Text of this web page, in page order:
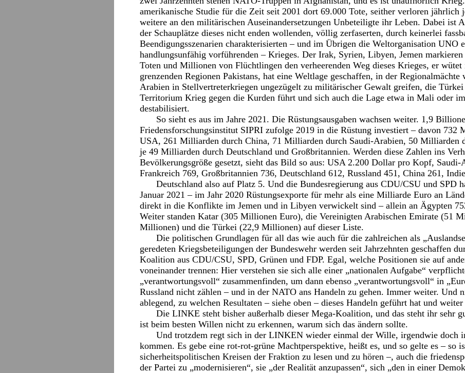
amerikanische Studie für die Zeit seit 2001 dort 69.000 Tote, seither verloren jährlich
weitere an den militärischen Auseinandersetzungen Unbeteiligte ihr Leben. Dabei ist
der Schauplätze dieses nicht enden wollenden, völlig zerfaserten, durch keinerlei
Beendigungsszenarien charakterisierten – und im Übrigen die Weltorganisation UNO
handlungsunfähig vorführenden – Krieges. Der Irak, Syrien, Libyen, Jemen markieren
Toten und Millionen von Flüchtlingen den verheerenden Weg dieses Krieges, er
grenzenden Regionen Pakistans, hat eine Weltlage geschaffen, in der
Arabien in Stellvertreterkriegen ungezügelt zu militärischer Gewalt greifen, die
Territorium Krieg gegen die Kurden führt und sich auch die Lage etwa in Mali oder
destabilisiert.
So sieht es aus im Jahre 2021. Die Rüstungsausgaben wachsen weiter. 1,9
Friedensforschungsinstitut SIPRI zufolge 2019 in die Rüstung investiert – davon 732
USA, 261 Milliarden durch China, 71 Milliarden durch Saudi-Arabien, 50 Milliarden
je 49 Milliarden durch Deutschland und Großbritannien. Werden diese Zahlen ins
Bevölkerungsgröße gesetzt, sieht das Bild so aus: USA 2.200 Dollar pro Kopf, Saudi-
Frankreich 769, Großbritannien 736, Deutschland 612, Russland 451, China 261,
Deutschland also auf Platz 5. Und die Bundesregierung aus CDU/CSU und SPD
Januar 2021 – im Jahr 2020 Rüstungsexporte für mehr als eine Milliarde Euro an
direkt in die Konflikte im Jemen und in Libyen verwickelt sind – allein an Ägypten
Weiter standen Katar (305 Millionen Euro), die Vereinigten Arabischen Emirate (51
Millionen) und die Türkei (22,9 Millionen) auf dieser Liste.
Die politischen Grundlagen für all das wie auch für die zahlreichen als
geredeten Kriegsbeteiligungen der Bundeswehr werden seit Jahrzehnten geschaffen
Koalition aus CDU/CSU, SPD, Grünen und FDP. Egal, welche Positionen sie auf
voneinander trennen: Hier verstehen sie sich alle einer „nationalen Aufgabe“
„verantwortungsvoll“ zusammenfinden, um dann ebenso „verantwortungsvoll“ in
Russland nicht zählen – und in der NATO ans Handeln zu gehen. Immer weiter. Und
ablegend, zu welchen Resultaten – siehe oben – dieses Handeln geführt hat und
Die LINKE steht bisher außerhalb dieser Mega-Koalition, und das steht ihr sehr
ist beim besten Willen nicht zu erkennen, warum sich das ändern sollte.
Und trotzdem regt sich in der LINKEN wieder einmal der Wille, irgendwie doch
kommen. Es gebe eine rot-rot-grüne Machtperspektive, heißt es, und so gelte es – so
sicherheitspolitischen Kreisen der Fraktion zu lesen und zu hören –, auch die
der Partei zu „modernisieren“, sie „der Realität anzupassen“, sich „den in einer